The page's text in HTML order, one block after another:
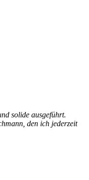
solide ausgeführt.
den ich jederzeit